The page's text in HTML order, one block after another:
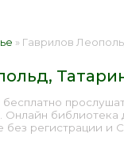
» Гаврилов Леопольд,
. Онлайн библиотека
регистрации и